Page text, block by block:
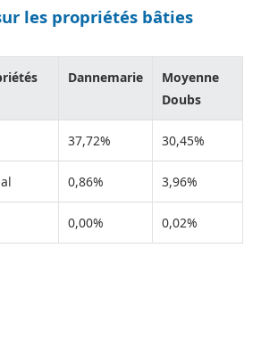
les propriétés bâties
Dannemarie
Moyenne
Doubs
37,72% 30,45%
0,86% 3,96%
0,00% 0,02%